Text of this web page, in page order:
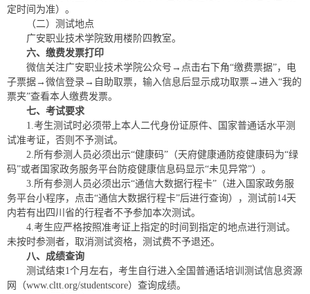
定时间为准）。
（二）测试地点
广安职业技术学院致用楼阶四教室。
六、缴费发票打印
微信关注广安职业技术学院公众号→点击右下角“缴费票据”，电
子票据→微信登录→自助取票，输入信息后显示成功取票→进入“我的
票夹”查看本人缴费发票。
七、考试要求
1.考生测试时必须带上本人二代身份证原件、国家普通话水平测
试准考证，否则不予测试。
2.所有参测人员必须出示“健康码”（天府健康通防疫健康码为“绿
码”或者国家政务服务平台防疫健康信息码显示“未见异常”）。
3.所有参测人员必须出示“通信大数据行程卡”（进入国家政务服
务平台小程序，点击“通信大数据行程卡”后进行查询），测试前14天
内若有出四川省的行程者不予参加本次测试。
4.考生应严格按照准考证上指定的时间到指定的地点进行测试。
未按时参测者，取消测试资格，测试费不予退还。
八、成绩查询
测试结束1个月左右，考生自行进入全国普通话培训测试信息资源
网（www.cltt.org/studentscore）查询成绩。